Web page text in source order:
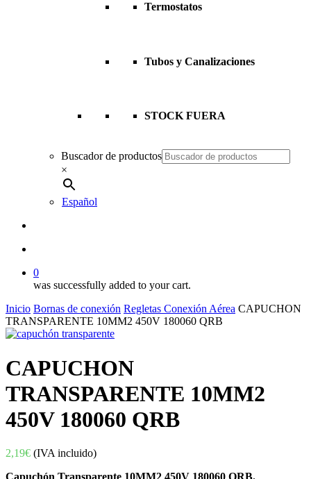
Termostatos
Tubos y Canalizaciones
STOCK FUERA
Buscador de productos
×
Español
0
was successfully added to your cart.
Inicio Bornas de conexión Regletas Conexión Aérea CAPUCHON
TRANSPARENTE 10MM2 450V 180060 QRB
CAPUCHON
TRANSPARENTE 10MM2
450V 180060 QRB
2,19€ (IVA incluido)